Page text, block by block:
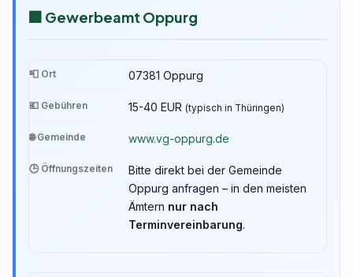
🏢 Gewerbeamt Oppurg
📮 Ort 07381 Oppurg
💶 Gebühren 15-40 EUR (typisch in Thüringen)
🌐 Gemeinde www.vg-oppurg.de
🕒 Öffnungszeiten
Bitte direkt bei der Gemeinde
Oppurg anfragen – in den meisten
Ämtern nur nach
Terminvereinbarung.